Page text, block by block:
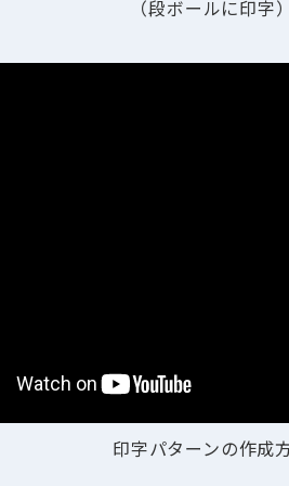
（段ボールに印字
印字パターンの作成